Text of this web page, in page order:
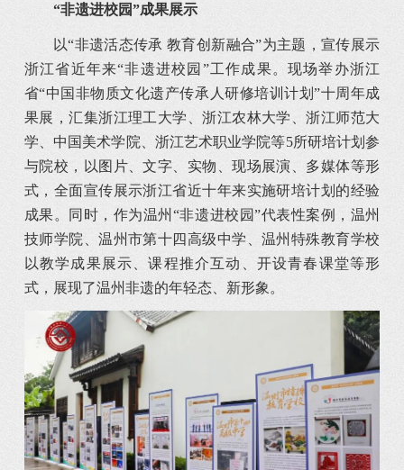
“非遗进校园”成果展示
以“非遗活态传承 教育创新融合”为主题，宣传展示
浙江省近年来“非遗进校园”工作成果。现场举办浙江
省“中国非物质文化遗产传承人研修培训计划”十周年成
果展，汇集浙江理工大学、浙江农林大学、浙江师范大
学、中国美术学院、浙江艺术职业学院等5所研培计划参
与院校，以图片、文字、实物、现场展演、多媒体等形
式，全面宣传展示浙江省近十年来实施研培计划的经验
成果。同时，作为温州“非遗进校园”代表性案例，温州
技师学院、温州市第十四高级中学、温州特殊教育学校
以教学成果展示、课程推介互动、开设青春课堂等形
式，展现了温州非遗的年轻态、新形象。